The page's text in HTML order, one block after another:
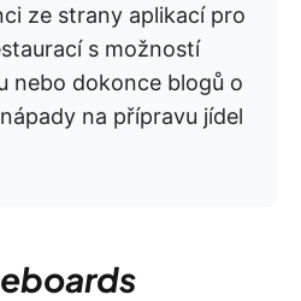
ze strany aplikací pro
s možností
nebo dokonce blogů o
na přípravu jídel